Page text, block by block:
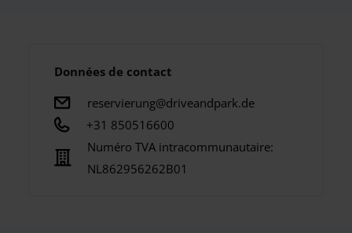
Données de contact
reservierung@driveandpark.de
+31 850516600
Numéro TVA intracommunautaire:
NL862956262B01